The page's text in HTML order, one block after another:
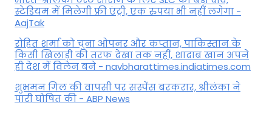
स्टेडियम में मिलेगी फ्री एंट्री, एक रुपया भी नहीं लगेगा -
AajTak
रोहित शर्मा को चुना ओपनर और कप्तान, पाकिस्तान के
किसी खिलाड़ी की तरफ देखा तक नहीं, शादाब खान अपने
ही देश में विलेन बने - navbharattimes.indiatimes.com
शुभमन गिल की वापसी पर सस्पेंस बरकरार, श्रीलंका ने
पारी घोषित की - ABP News